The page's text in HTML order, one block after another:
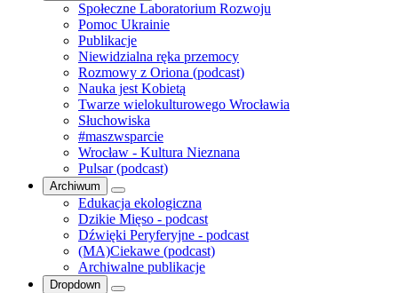
Społeczne Laboratorium Rozwoju
Pomoc Ukrainie
Publikacje
Niewidzialna ręka przemocy
Rozmowy z Oriona (podcast)
Nauka jest Kobietą
Twarze wielokulturowego Wrocławia
Słuchowiska
#maszwsparcie
Wrocław - Kultura Nieznana
Pulsar (podcast)
Archiwum
Edukacja ekologiczna
Dzikie Mięso - podcast
Dźwięki Peryferyjne - podcast
(MA)Ciekawe (podcast)
Archiwalne publikacje
Dropdown